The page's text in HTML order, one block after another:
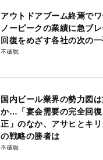
アウトドアブーム終焉で
ノーピークの業績に急ブ
回復をめざす各社の次の
不破聡
国内ビール業界の勢力図
か…「宴会需要の完全回復
正」のなか、アサヒとキ
の戦略の勝者は
不破聡